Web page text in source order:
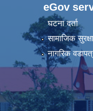
eGov
घटना दर्ता
सामाजिक सुरक्षा
नागरिक